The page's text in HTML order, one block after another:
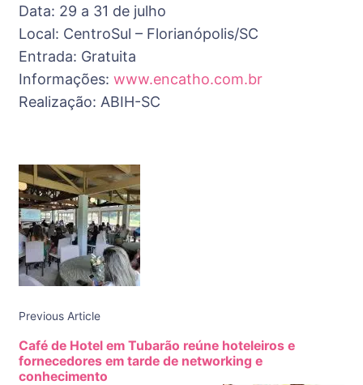
Data: 29 a 31 de julho
Local: CentroSul – Florianópolis/SC
Entrada: Gratuita
Informações: www.encatho.com.br
Realização: ABIH-SC
Post
Navigation
Previous Article
Café de Hotel em Tubarão reúne hoteleiros e
fornecedores em tarde de networking e
conhecimento